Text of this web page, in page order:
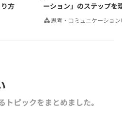
方
ーション」のステップを
みんなの相談室Premium
思考・コミュニケーション
トピックをまとめました｡